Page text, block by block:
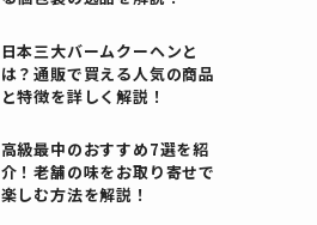
日本三大バームクーヘンと
は？通販で買える人気の商品
と特徴を詳しく解説！
高級最中のおすすめ7選を紹
介！老舗の味をお取り寄せで
楽しむ方法を解説！